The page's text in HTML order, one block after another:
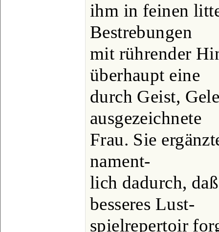
ihm in feinen
Bestrebungen
mit rührender
überhaupt eine
durch Geist,
ausgezeichnete
Frau. Sie
nament-
lich dadurch,
besseres Lust-
spielrepertoir